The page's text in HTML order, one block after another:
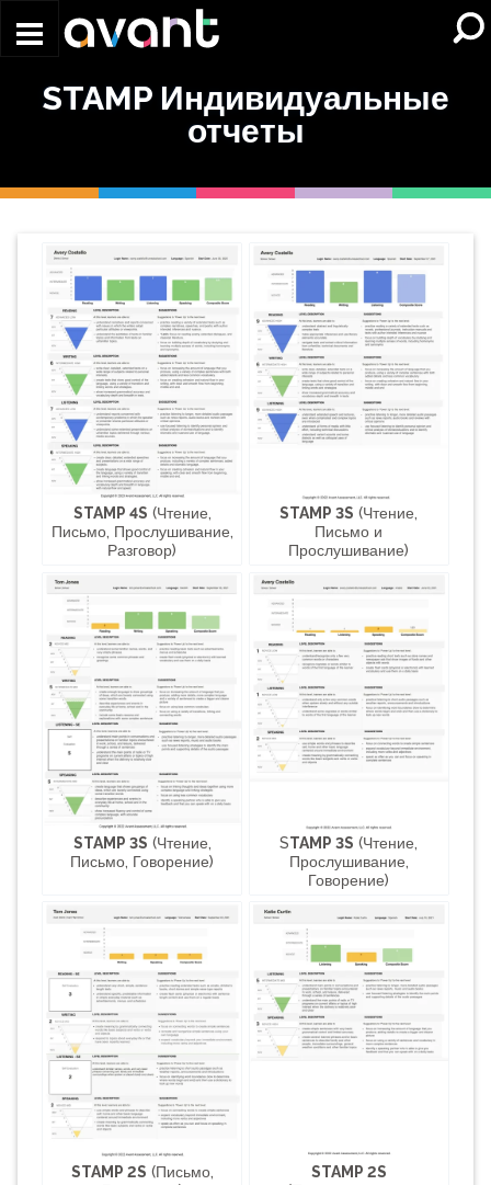
STAMP Индивидуальные
отчеты
STAMP 4S (Чтение,
Письмо, Прослушивание,
Разговор)
STAMP 3S (Чтение,
Письмо и
Прослушивание)
STAMP 3S (Чтение,
Письмо, Говорение)
STAMP 3S (Чтение,
Прослушивание,
Говорение)
STAMP 2S (Письмо,
STAMP 2S